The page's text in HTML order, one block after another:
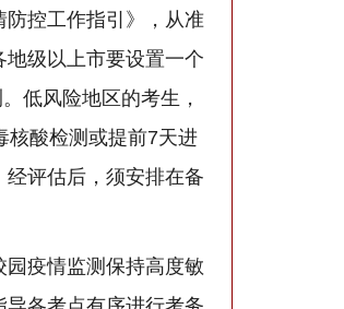
控工作指引》，从准
级以上市要设置一个
低风险地区的考生，
核酸检测或提前7天进
评估后，须安排在备
疫情监测保持高度敏